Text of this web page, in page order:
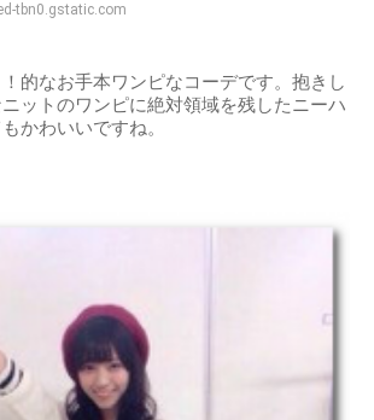
tbn0.gstatic.com
的なお手本ワンピなコーデです。抱きし
ットのワンピに絶対領域を残したニーハ
かわいいですね。